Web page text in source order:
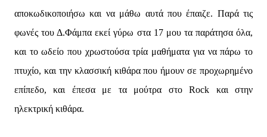
αποκωδικοποιήσω και να μάθω αυτά που έπαιζε. Παρά τις
φωνές του Δ.Φάμπα εκεί γύρω στα 17 μου τα παράτησα όλα,
και το ωδείο που χρωστούσα τρία μαθήματα για να πάρω το
πτυχίο, και την κλασσική κιθάρα που ήμουν σε προχωρημένο
επίπεδο, και έπεσα με τα μούτρα στο Rock και στην
ηλεκτρική κιθάρα.